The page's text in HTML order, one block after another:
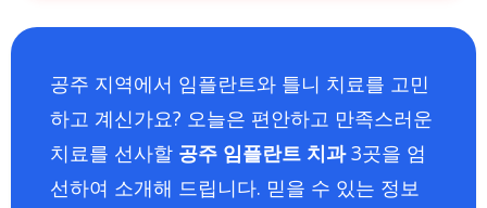
공주 지역에서 임플란트와 틀니 치료를 고민
하고 계신가요? 오늘은 편안하고 만족스러운
치료를 선사할 공주 임플란트 치과3곳을 엄
선하여 소개해 드립니다. 믿을 수 있는 정보